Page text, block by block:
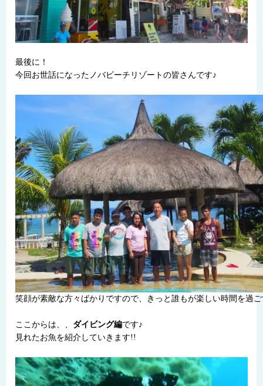
最後に！
今回お世話になったノバビーチリゾートの皆さんです♪
笑顔が素敵な方々ばかりですので、きっと誰もが楽しい時間を過
ここからは、、 ダイビング編です♪
見れたお魚を紹介していきます!!